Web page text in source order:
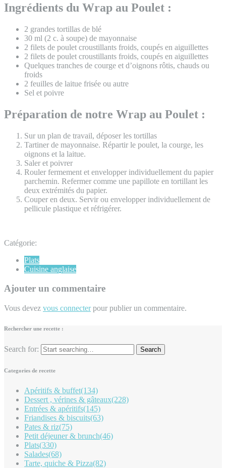
Ingrédients du Wrap au Poulet :
2 grandes tortillas de blé
30 ml (2 c. à soupe) de mayonnaise
2 filets de poulet croustillants froids, coupés en aiguillettes
2 filets de poulet croustillants froids, coupés en aiguillettes
Quelques tranches de courge et d’oignons rôtis, chauds ou
froids
2 feuilles de laitue frisée ou autre
Sel et poivre
Préparation de notre Wrap au Poulet :
Sur un plan de travail, déposer les tortillas
Tartiner de mayonnaise. Répartir le poulet, la courge, les
oignons et la laitue.
Saler et poivrer
Rouler fermement et envelopper individuellement du papier
parchemin. Refermer comme une papillote en tortillant les
deux extrémités du papier.
Couper en deux. Servir ou envelopper individuellement de
pellicule plastique et réfrigérer.
Catégorie:
Plats
Cuisine anglaise
Ajouter un commentaire
Vous devez vous connecterpour publier un commentaire.
Rechercher une recette :
Search for:
Categories de recette
Apéritifs & buffet(134)
Dessert , vérines & gâteaux(228)
Entrées & apéritifs(145)
Friandises & biscuits(63)
Pates & riz(75)
Petit déjeuner & brunch(46)
Plats(330)
Salades(68)
Tarte, quiche & Pizza(82)